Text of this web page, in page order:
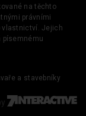
na těchto
právními
vlastnictví. Jejich
písemnému
a stavebníky